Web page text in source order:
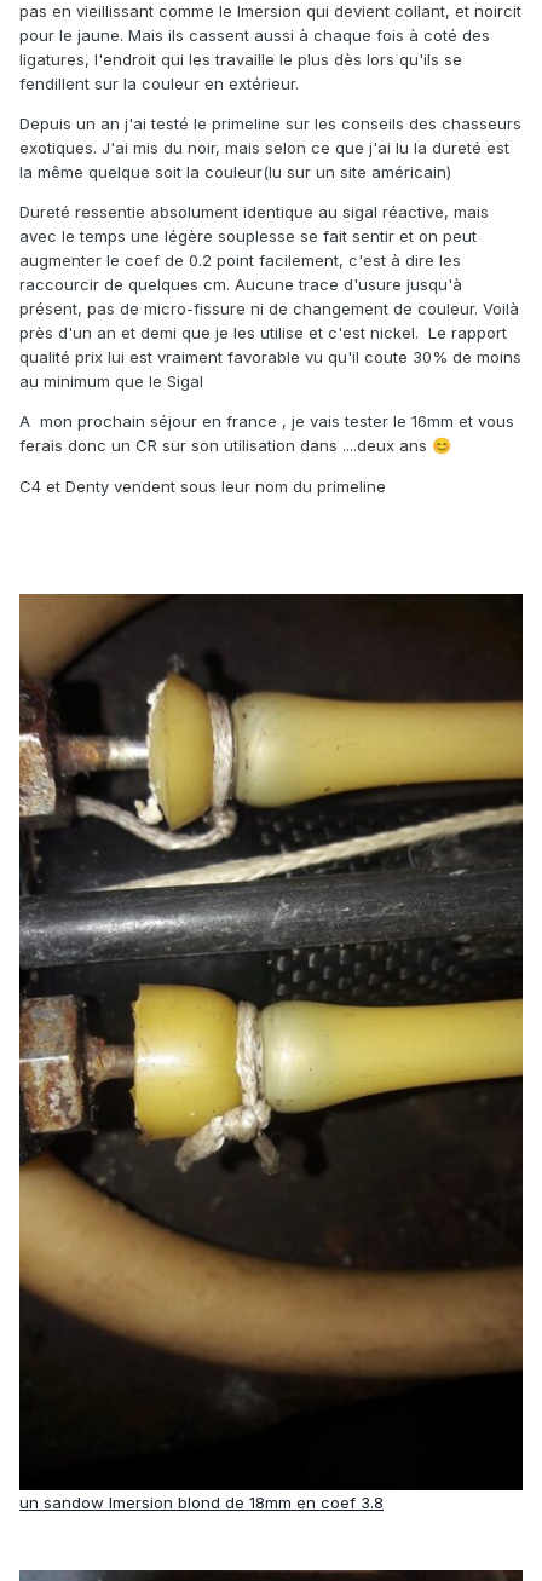
pas en vieillissant comme le Imersion qui devient collant, et noircit
pour le jaune. Mais ils cassent aussi à chaque fois à coté des
ligatures, l'endroit qui les travaille le plus dès lors qu'ils se
fendillent sur la couleur en extérieur.
Depuis un an j'ai testé le primeline sur les conseils des chasseurs
exotiques. J'ai mis du noir, mais selon ce que j'ai lu la dureté est
la même quelque soit la couleur(lu sur un site américain)
Dureté ressentie absolument identique au sigal réactive, mais
avec le temps une légère souplesse se fait sentir et on peut
augmenter le coef de 0.2 point facilement, c'est à dire les
raccourcir de quelques cm. Aucune trace d'usure jusqu'à
présent, pas de micro-fissure ni de changement de couleur. Voilà
près d'un an et demi que je les utilise et c'est nickel. Le rapport
qualité prix lui est vraiment favorable vu qu'il coute 30% de moins
au minimum que le Sigal
A mon prochain séjour en france , je vais tester le 16mm et vous
ferais donc un CR sur son utilisation dans ....deux ans 😊
C4 et Denty vendent sous leur nom du primeline
un sandow Imersion blond de 18mm en coef 3.8